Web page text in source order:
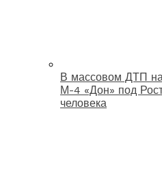
В массовом ДТП на
М-4 «Дон» под
человека